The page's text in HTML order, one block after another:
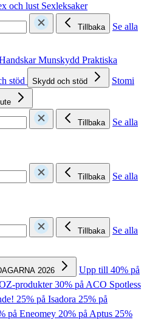
och lust Sexleksaker
Tillbaka
Se alla
Munskydd Praktiska
stöd Skydd och stöd
Stomi
Tillbaka
Se alla
Tillbaka
Se alla
Tillbaka
Se alla
2026
Upp till 40% på
produkter30% på ACO Spotless
25% på Isadora 25% på
på Eneomey 20% på Aptus 25%